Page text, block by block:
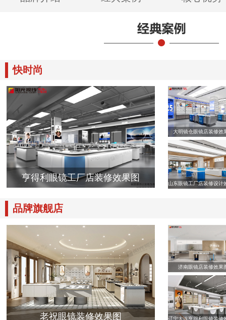
快时尚
亨得利眼镜工厂店装修效果图
大明镜仓眼镜店装修效
山东眼镜工厂店装修设计
品牌旗舰店
老祝眼镜装修效果图
济南眼镜店装修效果
辽宁大连亨得利眼镜装修